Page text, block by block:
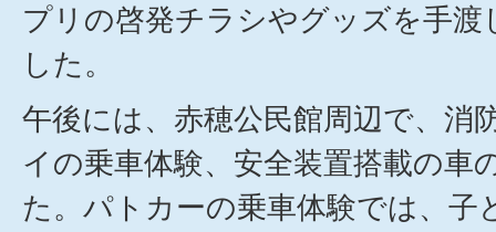
プリの啓発チラシやグッズを手
した。
午後には、赤穂公民館周辺で、消
イの乗車体験、安全装置搭載の車
た。パトカーの乗車体験では、子